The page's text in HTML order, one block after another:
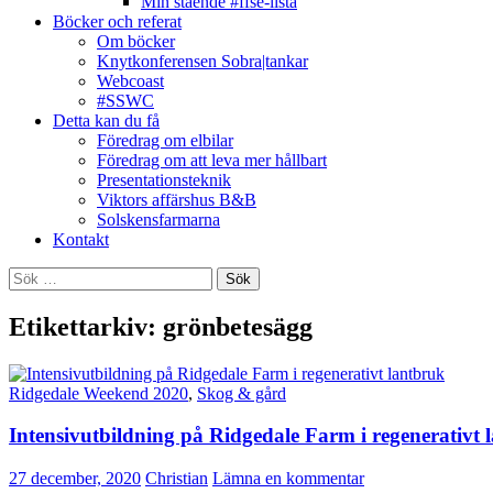
Böcker och referat
Om böcker
Knytkonferensen Sobra|tankar
Webcoast
#SSWC
Detta kan du få
Föredrag om elbilar
Föredrag om att leva mer hållbart
Presentationsteknik
Viktors affärshus B&B
Solskensfarmarna
Kontakt
Sök
efter:
Etikettarkiv: grönbetesägg
Ridgedale Weekend 2020, Skog & gård
Intensivutbildning på Ridgedale Farm i regenerativt
27 december, 2020 Christian Lämna en kommentar